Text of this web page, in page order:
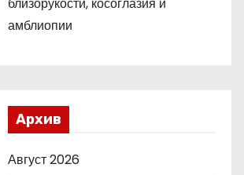
амблиопии
Архив
Август 2026